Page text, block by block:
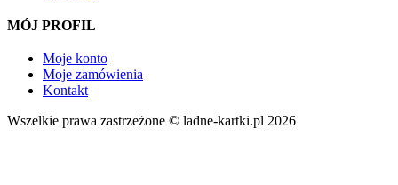
MÓJ PROFIL
Moje konto
Moje zamówienia
Kontakt
Wszelkie prawa zastrzeżone © ladne-kartki.pl 2026